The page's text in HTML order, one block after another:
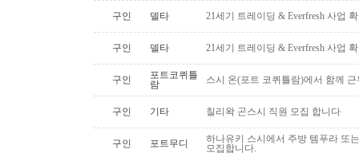
구인 델타 21세기 트레이딩 & Everfresh 사업
구인 델타 21세기 트레이딩 & Everfresh 사업
구인
포트코퀴틀
람
스시 온(포트 코퀴틀람)에서 함께
구인 기타 칠리왁 곤스시 직원 모집 합니다
구인 포트무디
하나유키 스시에서 주방 템푸라 또
모집합니다.